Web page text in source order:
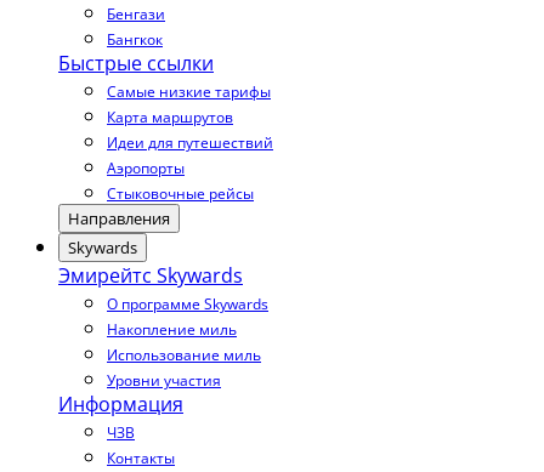
Бенгази
Бангкок
Быстрые ссылки
Самые низкие тарифы
Карта маршрутов
Идеи для путешествий
Аэропорты
Стыковочные рейсы
Направления
Skywards
Эмирейтс Skywards
О программе Skywards
Накопление миль
Использование миль
Уровни участия
Информация
ЧЗВ
Контакты